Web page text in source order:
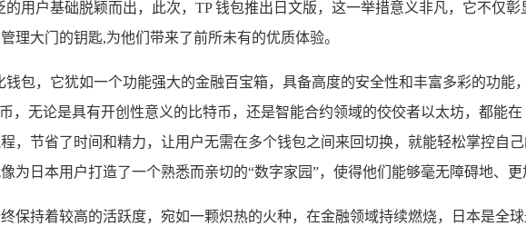
用户基础脱颖而出，此次，TP 钱包推出日文版，这一举措意义非凡，它不仅
理大门的钥匙,为他们带来了前所未有的优质体验。
包，它犹如一个功能强大的金融百宝箱，具备高度的安全性和丰富多彩的功能
，无论是具有开创性意义的比特币，还是智能合约领域的佼佼者以太坊，都能
，节省了时间和精力，让用户无需在多个钱包之间来回切换，就能轻松掌控自
日本用户打造了一个熟悉而亲切的“数字家园”，使得他们能够毫无障碍地、更
保持着较高的活跃度，宛如一颗炽热的火种，在金融领域持续燃烧，日本是全